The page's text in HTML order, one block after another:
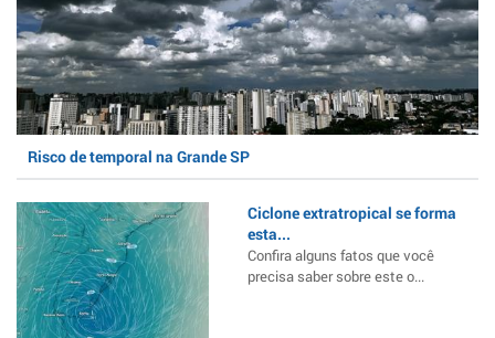
Risco de temporal na Grande SP
Ciclone extratropical se forma
esta...
Confira alguns fatos que você
precisa saber sobre este o...